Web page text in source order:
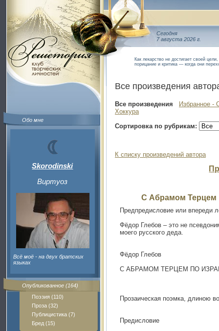
Обо мне
Skorodinski
Виртуоз
Всё моё - на двух братских
языках
Опубликованное (164)
Поэзия (110)
Проза (32)
Публицистика (7)
Бред (15)
Сегодня
7 августа 2026 г.
Как лекарство не достигает своей
порицание и критика — когда они
Все произведения
Все произведения
Избранное -
Хоккура
Сортировка по рубрикам:
К списку произведений автора
С Абрамом Терцем
Предпредисловие или впереди
Фёдор Глебов – это не
моего русского деда.
Фёдор Глебов
С АБРАМОМ ТЕРЦЕМ ПО
Прозаическая поэмка, длиною
Предисловие